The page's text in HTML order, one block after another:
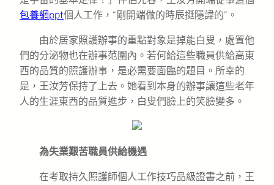
包養網ppt個人工作，“剛開端做的時辰挺隱諱的”。
由於居家照護辦事的重點對象是掉能白叟，處置他
們的分泌物也在辦事范圍內。若何給這些職員供給高東
西的品質的照護辦事，是必需要面臨的題目。所幸的
是，王汝芳保持了上去。她看到本身的辦事讓這些老年
人的生涯東西的品質進步，白叟們臉上的笑臉變多。
為失業艱苦職員供給機遇
在考取持久照護師個人工作技巧品級證書之前，王